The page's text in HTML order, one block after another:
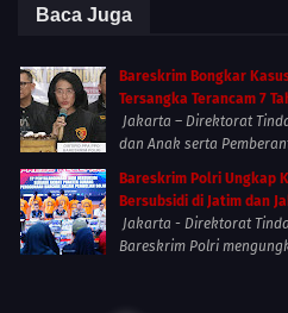
Baca Juga
Bareskrim Bongkar
Tersangka Terancam 7
Jakarta – Direktorat
dan Anak serta
Bareskrim Polri Ungkap
Bersubsidi di Jatim dan
Jakarta - Direktorat
Bareskrim Polri